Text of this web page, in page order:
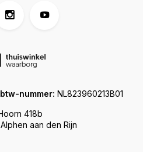
418b
aan den Rijn
btw-nummer: NL823960213B01